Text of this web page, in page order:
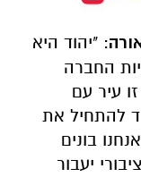
: "יהוד היא
החברה
עיר עם
להתחיל את
בונים
יעבור